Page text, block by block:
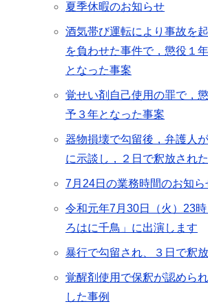
夏季休暇のお知らせ
酒気帯び運転により事故を
を負わせた事件で，懲役１
となった事案
覚せい剤自己使用の罪で，
予３年となった事案
器物損壊で勾留後，弁護人
に示談し，２日で釈放され
7月24日の業務時間のお知ら
令和元年7月30日（火）23
ろはに千鳥」に出演します
暴行で勾留され、３日で釈
覚醒剤使用で保釈が認めら
した事例